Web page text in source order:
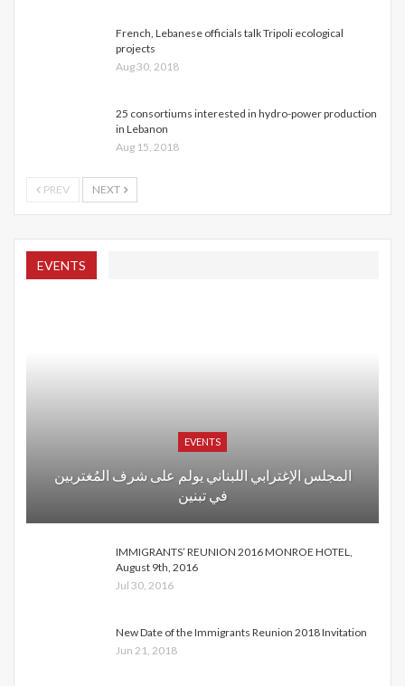
French, Lebanese officials talk Tripoli ecological
projects
Aug 30, 2018
25 consortiums interested in hydro-power production
in Lebanon
Aug 15, 2018
PREV NEXT
EVENTS
EVENTS
المجلس الإغترابي اللبناني يولم على شرف المُغتربين
في تبنين
IMMIGRANTS’ REUNION 2016 MONROE HOTEL,
August 9th, 2016
Jul 30, 2016
New Date of the Immigrants Reunion 2018 Invitation
Jun 21, 2018